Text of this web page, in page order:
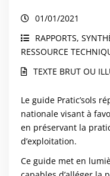
01/01/2021
RAPPORTS,
RESSOURCE
TEXTE BRUT OU
Le guide Pratic’sols
nationale visant à
en préservant la
d’exploitation.
Ce guide met en